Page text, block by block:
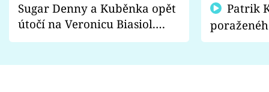
Sugar Denny a Kuběnka opět
útočí na Veronicu Biasiol.
Proč je podle nich falešná a
fanoušci